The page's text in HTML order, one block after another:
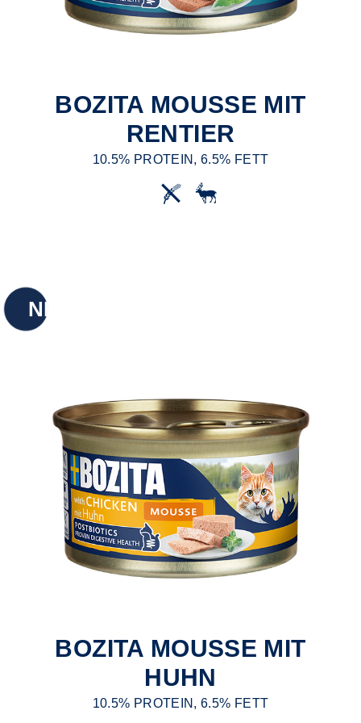
BOZITA MOUSSE MIT
RENTIER
10.5% PROTEIN, 6.5% FETT
NEU
BOZITA MOUSSE MIT
HUHN
10.5% PROTEIN, 6.5% FETT